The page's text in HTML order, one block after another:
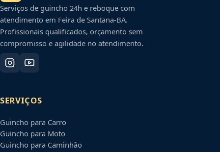
Serviços de guincho 24h e reboque com
atendimento em Feira de Santana-BA.
Profissionais qualificados, orçamento sem
compromisso e agilidade no atendimento.
SERVIÇOS
Guincho para Carro
Guincho para Moto
Guincho para Caminhão